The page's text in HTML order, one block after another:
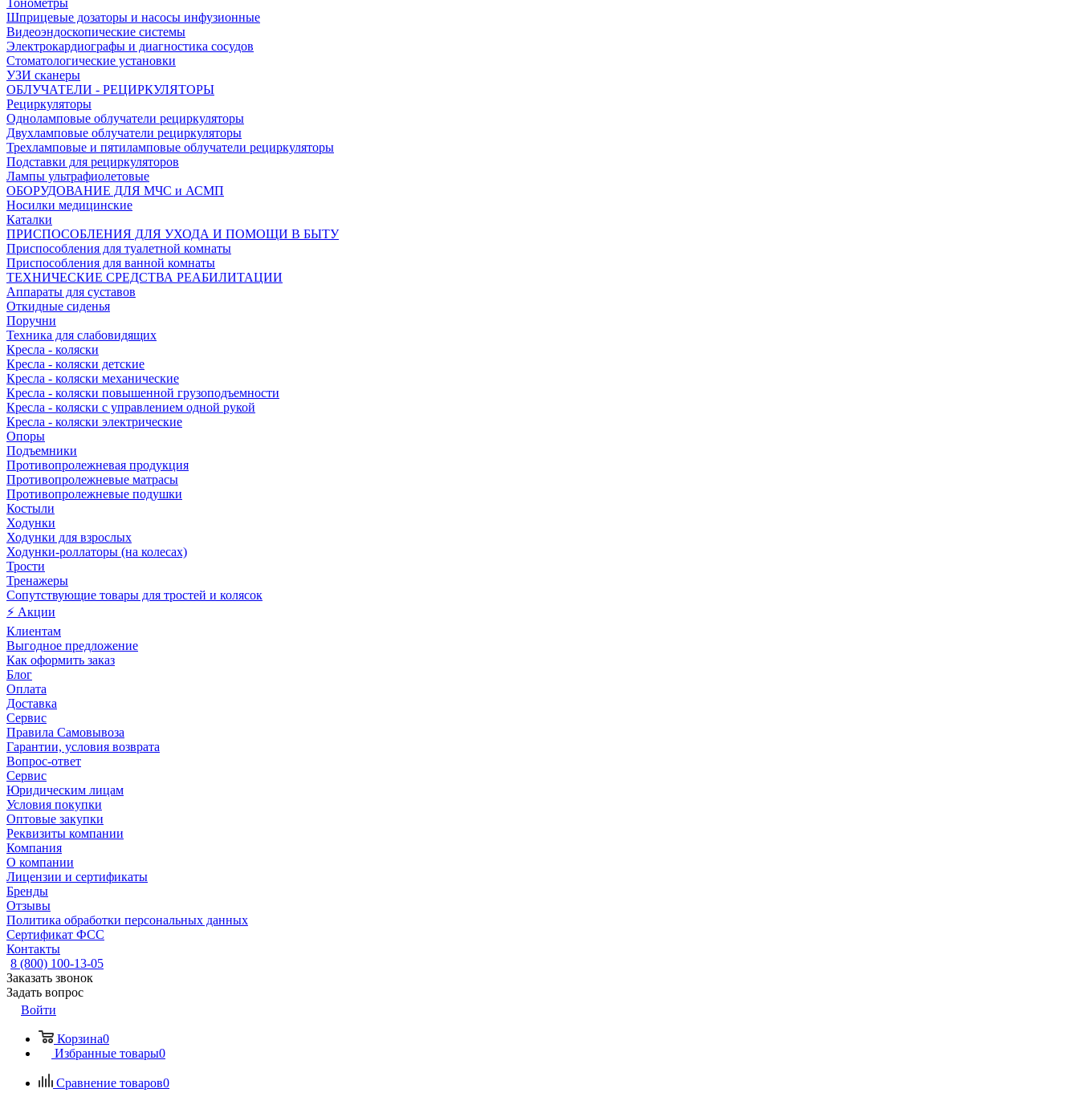
Тонометры
Шприцевые дозаторы и насосы инфузионные
Видеоэндоскопические системы
Электрокардиографы и диагностика сосудов
Стоматологические установки
УЗИ сканеры
ОБЛУЧАТЕЛИ - РЕЦИРКУЛЯТОРЫ
Рециркуляторы
Одноламповые облучатели рециркуляторы
Двухламповые облучатели рециркуляторы
Трехламповые и пятиламповые облучатели рециркуляторы
Подставки для рециркуляторов
Лампы ультрафиолетовые
ОБОРУДОВАНИЕ ДЛЯ МЧС и АСМП
Носилки медицинские
Каталки
ПРИСПОСОБЛЕНИЯ ДЛЯ УХОДА И ПОМОЩИ В БЫТУ
Приспособления для туалетной комнаты
Приспособления для ванной комнаты
ТЕХНИЧЕСКИЕ СРЕДСТВА РЕАБИЛИТАЦИИ
Аппараты для суставов
Откидные сиденья
Поручни
Техника для слабовидящих
Кресла - коляски
Кресла - коляски детские
Кресла - коляски механические
Кресла - коляски повышенной грузоподъемности
Кресла - коляски с управлением одной рукой
Кресла - коляски электрические
Опоры
Подъемники
Противопролежневая продукция
Противопролежневые матрасы
Противопролежневые подушки
Костыли
Ходунки
Ходунки для взрослых
Ходунки-роллаторы (на колесах)
Трости
Тренажеры
Сопутствующие товары для тростей и колясок
⚡ Акции
Клиентам
Выгодное предложение
Как оформить заказ
Блог
Оплата
Доставка
Сервис
Правила Самовывоза
Гарантии, условия возврата
Вопрос-ответ
Сервис
Юридическим лицам
Условия покупки
Оптовые закупки
Реквизиты компании
Компания
О компании
Лицензии и сертификаты
Бренды
Отзывы
Политика обработки персональных данных
Сертификат ФСС
Контакты
8 (800) 100-13-05
Заказать звонок
Задать вопрос
Войти
Корзина0
Избранные товары0
Сравнение товаров0